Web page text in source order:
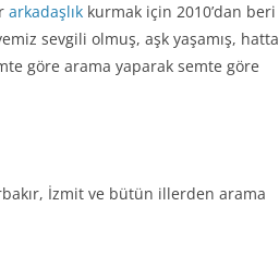
arkadaşlık kurmak için 2010’dan beri
sevgili olmuş, aşk yaşamış, hatta
göre arama yaparak semte göre
İzmit ve bütün illerden arama